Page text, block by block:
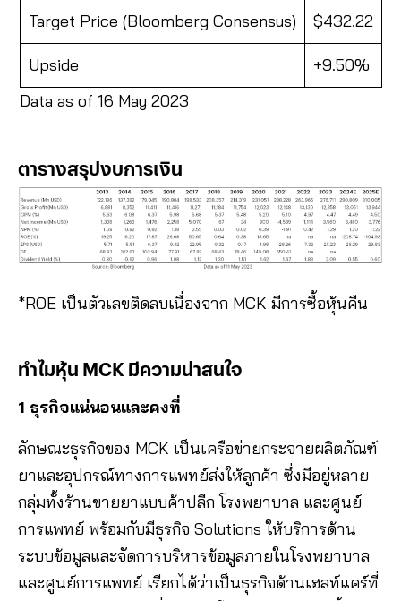
Target Price (Bloomberg Consensus) $432.22
Upside
+9.50%
Data as of 16 May 2023
ตารางสรุปงบการเงิน
*ROE เป็นตัวเลขติดลบเนื่องจาก MCK มีการซื้อหุ้นคืน
ทำไมหุ้น MCKมีความน่าสนใจ
1 ธุรกิจแน่นอนและคงที่
ลักษณะธุรกิจของ MCK เป็นเครือข่ายกระจายผลิตภัณฑ์
ยาและอุปกรณ์ทางการแพทย์ส่งให้ลูกค้า ซึ่งมีอยู่หลาย
กลุ่มทั้งร้านขายยาแบบค้าปลีก โรงพยาบาล และศูนย์
การแพทย์ พร้อมกับมีธุรกิจ Solutions ให้บริการด้าน
ระบบข้อมูลและจัดการบริหารข้อมูลภายในโรงพยาบาล
และศูนย์การแพทย์ เรียกได้ว่าเป็นธุรกิจด้านเฮลท์แคร์ที่